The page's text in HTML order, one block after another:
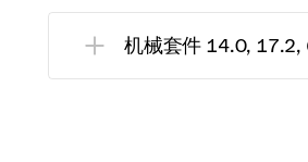
机械套件 14.0,